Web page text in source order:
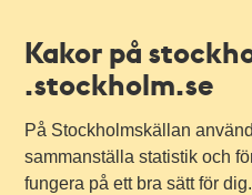
Kakor på
.stockholm.se
På Stockholmskällan
sammanställa statistik och
fungera på ett bra sätt för dig.